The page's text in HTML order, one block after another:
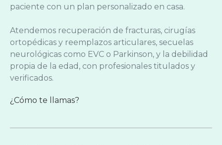
paciente con un plan personalizado en casa.
Atendemos recuperación de fracturas, cirugías
ortopédicas y reemplazos articulares, secuelas
neurológicas como EVC o Parkinson, y la debilidad
propia de la edad, con profesionales titulados y
verificados.
¿Cómo te llamas?